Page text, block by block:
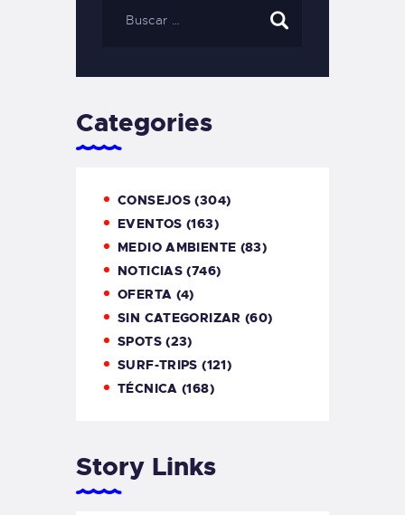
Categories
CONSEJOS (304)
EVENTOS (163)
MEDIO AMBIENTE (83)
NOTICIAS (746)
OFERTA (4)
SIN CATEGORIZAR (60)
SPOTS(23)
SURF-TRIPS (121)
TÉCNICA (168)
Story Links